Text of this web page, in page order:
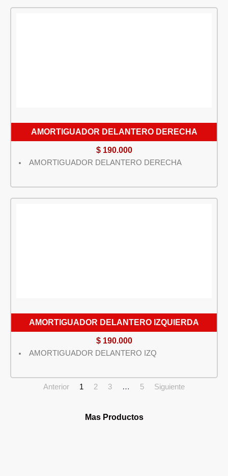
AMORTIGUADOR DELANTERO DERECHA
$190.000
AMORTIGUADOR DELANTERO DERECHA
AMORTIGUADOR DELANTERO IZQUIERDA
$190.000
AMORTIGUADOR DELANTERO IZQ
Anterior 1 2 3 … 5 Siguiente
Mas Productos